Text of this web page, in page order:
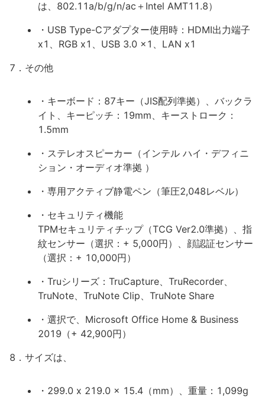
は、802.11a/b/g/n/ac＋Intel AMT11.8）
・USB Type-Cアダプター使用時：HDMI出力端子
x1、RGB x1、USB 3.0 x1、LAN x1
7．その他
・キーボード：87キー（JIS配列準拠）、バックラ
イト、キーピッチ：19mm、キーストローク：
1.5mm
・ステレオスピーカー（インテル ハイ・デフィニ
ション・オーディオ準拠 ）
・専用アクティブ静電ペン（筆圧2,048レベル）
・セキュリティ機能
TPMセキュリティチップ（TCG Ver2.0準拠）、指
紋センサー（選択：+ 5,000円）、顔認証センサー
（選択：+ 10,000円）
・Truシリーズ：TruCapture、TruRecorder、
TruNote、TruNote Clip、TruNote Share
・選択で、Microsoft Office Home & Business
2019（+ 42,900円）
8．サイズは、
・299.0 x 219.0 x 15.4（mm）、重量：1,099g